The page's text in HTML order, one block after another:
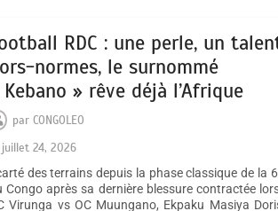
RDC : une perle, un
normes, le surnommé
» rêve déjà l’Afrique
par CONGOLEO
juillet 24, 2026
des terrains depuis la phase classique de la
Congo après sa dernière blessure contractée
Virunga vs OC Muungano, Ekpaku Masiya